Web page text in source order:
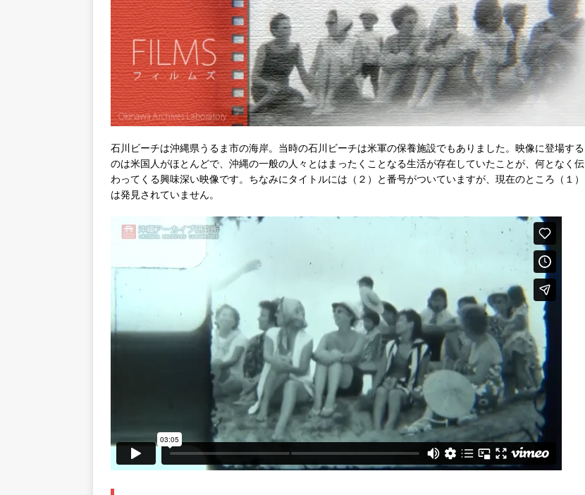
石川ビーチは沖縄県うるま市の海岸。当時の石川ビーチは米軍の保養施設でもありました。映像に登場する
のは米国人がほとんどで、沖縄の一般の人々とはまったくことなる生活が存在していたことが、何となく伝
わってくる興味深い映像です。ちなみにタイトルには（２）と番号がついていますが、現在のところ（１）
は発見されていません。